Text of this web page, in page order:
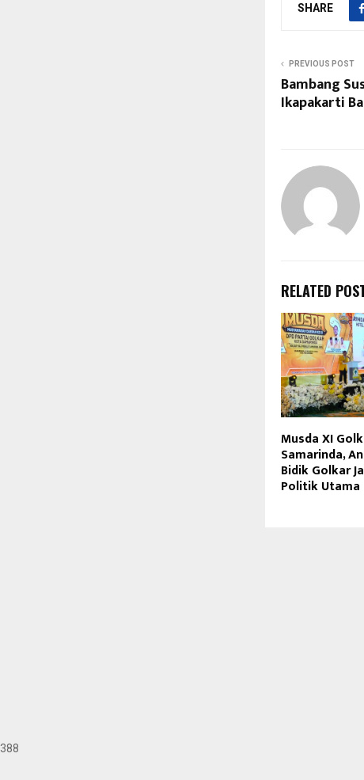
SHARE
PREVIOUS POST
Bambang
Ikapakarti
RELATED
Musda XI
Samarinda,
Bidik Golkar
Politik Utama
388